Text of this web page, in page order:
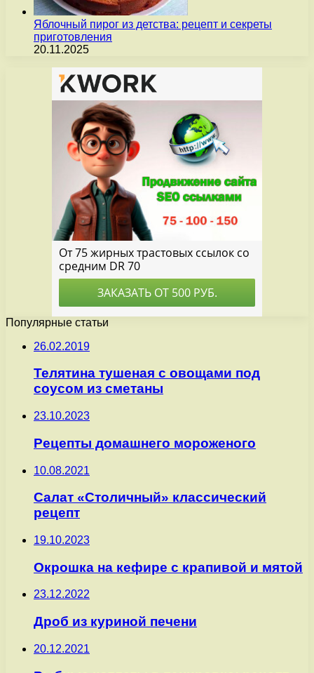
Яблочный пирог из детства: рецепт и секреты
приготовления
20.11.2025
Популярные статьи
26.02.2019
Телятина тушеная с овощами под
соусом из сметаны
23.10.2023
Рецепты домашнего мороженого
10.08.2021
Салат «Столичный» классический
рецепт
19.10.2023
Окрошка на кефире с крапивой и мятой
23.12.2022
Дроб из куриной печени
20.12.2021